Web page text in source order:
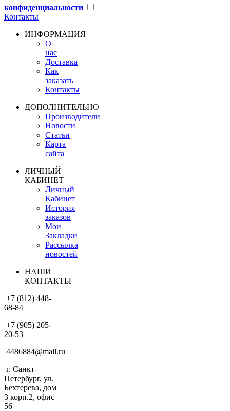
конфиденциальности
Контакты
ИНФОРМАЦИЯ
О
нас
Доставка
Как
заказать
Контакты
ДОПОЛНИТЕЛЬНО
Производители
Новости
Статьи
Карта
сайта
ЛИЧНЫЙ
КАБИНЕТ
Личный
Кабинет
История
заказов
Мои
Закладки
Рассылка
новостей
НАШИ
КОНТАКТЫ
+7 (812) 448-
68-84
+7 (905) 205-
20-53
4486884@mail.ru
г. Санкт-
Петербург, ул.
Бехтерева, дом
3 корп.2, офис
56